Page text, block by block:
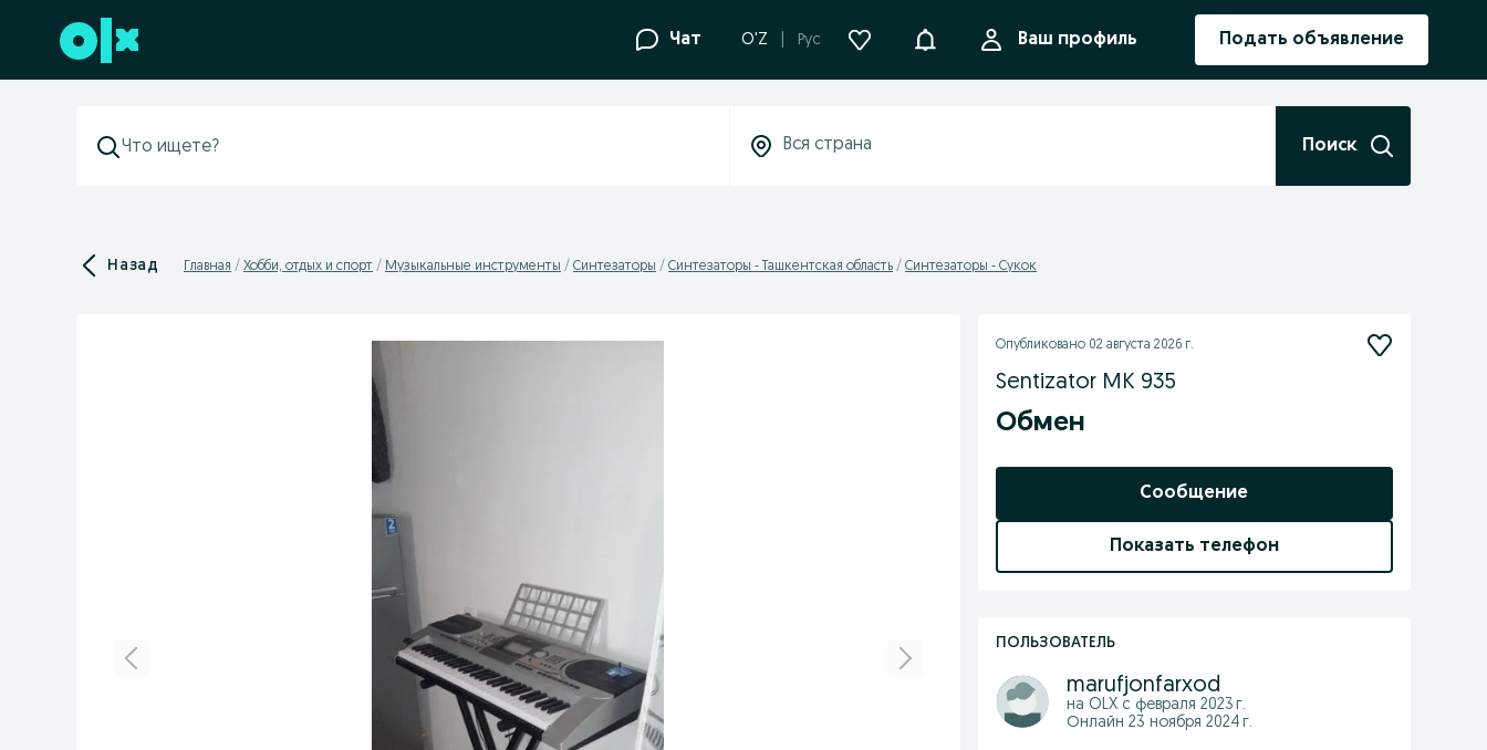
Перейти к нижнему колонтитулу Чат O'Z Рус УведомленияВаш профиль Подать объявление
Поиск
Назад Главная Хобби, отдых и спорт Музыкальные инструменты Синтезаторы Синтезаторы - Ташкентская область Синтезаторы - Cукок
Опубликовано 02 августа 2026 г.
Sentizator MK 935
Обмен
Сообщение
Показать телефон
ПОЛЬЗОВАТЕЛЬ
marufjonfarxod
на OLX с февраля 2023 г.
Онлайн 23 ноября 2024 г.